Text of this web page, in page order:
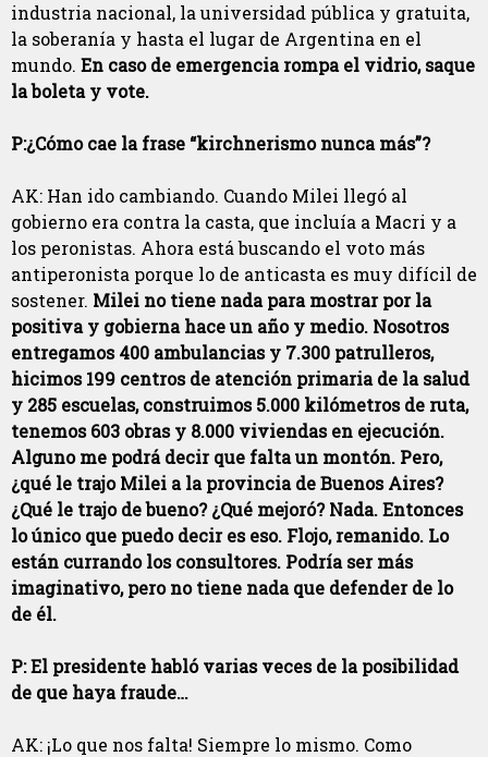
industria nacional, la universidad pública y gratuita,
la soberanía y hasta el lugar de Argentina en el
mundo. En caso de emergencia rompa el vidrio, saque
la boleta y vote.
P:¿Cómo cae la frase “kirchnerismo nunca más”?
AK: Han ido cambiando. Cuando Milei llegó al
gobierno era contra la casta, que incluía a Macri y a
los peronistas. Ahora está buscando el voto más
antiperonista porque lo de anticasta es muy difícil de
sostener. Milei no tiene nada para mostrar por la
positiva y gobierna hace un año y medio. Nosotros
entregamos 400 ambulancias y 7.300 patrulleros,
hicimos 199 centros de atención primaria de la salud
y 285 escuelas, construimos 5.000 kilómetros de ruta,
tenemos 603 obras y 8.000 viviendas en ejecución.
Alguno me podrá decir que falta un montón. Pero,
¿qué le trajo Milei a la provincia de Buenos Aires?
¿Qué le trajo de bueno? ¿Qué mejoró? Nada. Entonces
lo único que puedo decir es eso. Flojo, remanido. Lo
están currando los consultores. Podría ser más
imaginativo, pero no tiene nada que defender de lo
de él.
P: El presidente habló varias veces de la posibilidad
de que haya fraude…
AK: ¡Lo que nos falta! Siempre lo mismo. Como